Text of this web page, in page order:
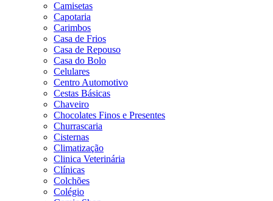
Camisetas
Capotaria
Carimbos
Casa de Frios
Casa de Repouso
Casa do Bolo
Celulares
Centro Automotivo
Cestas Básicas
Chaveiro
Chocolates Finos e Presentes
Churrascaria
Cisternas
Climatização
Clinica Veterinária
Clínicas
Colchões
Colégio